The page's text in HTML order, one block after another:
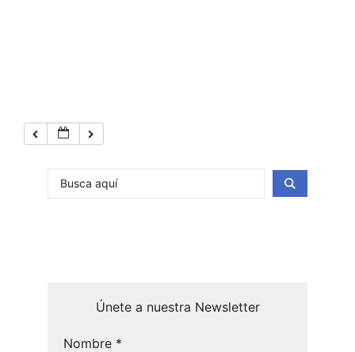
Únete a nuestra Newsletter
Nombre *